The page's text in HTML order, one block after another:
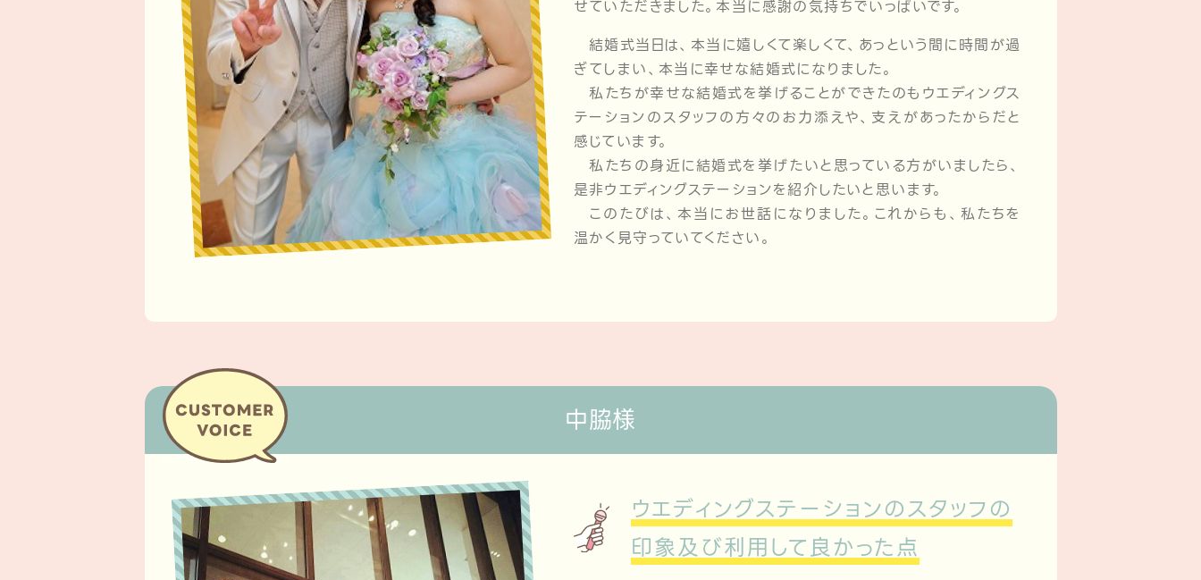
せていただきました。本当に感謝の気持ちでいっぱいです。
結婚式当日は、本当に嬉しくて楽しくて、あっという間に時間が過
ぎてしまい、本当に幸せな結婚式になりました。
私たちが幸せな結婚式を挙げることができたのもウエディングス
テーションのスタッフの方々のお力添えや、支えがあったからだと
感じています。
私たちの身近に結婚式を挙げたいと思っている方がいましたら、
是非ウエディングステーションを紹介したいと思います。
このたびは、本当にお世話になりました。これからも、私たちを
温かく見守っていてください。
中脇様
ウエディングステーションのスタッフの
印象及び利用して良かった点